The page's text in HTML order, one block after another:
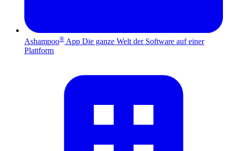
Ashampoo® App Die ganze Welt der Software auf einer
Plattform